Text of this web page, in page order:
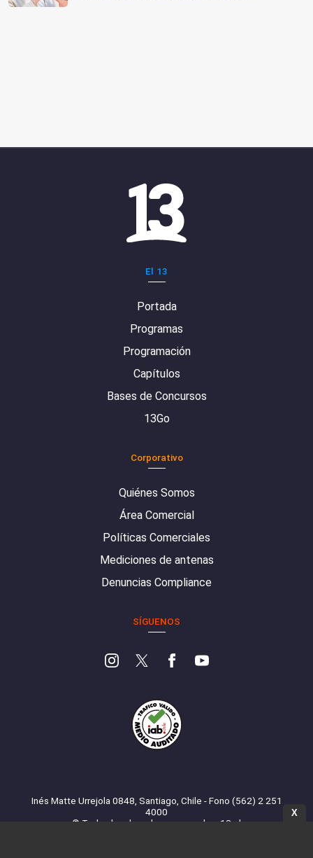
El 13
Portada
Programas
Programación
Capítulos
Bases de Concursos
13Go
Corporativo
Quiénes Somos
Área Comercial
Políticas Comerciales
Mediciones de antenas
Denuncias Compliance
SÍGUENOS
Inés Matte Urrejola 0848, Santiago, Chile - Fono (562) 2 251
4000
© Todos los derechos reservados. 13.cl
X